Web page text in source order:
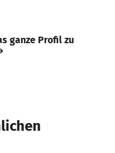
ganze Profil zu